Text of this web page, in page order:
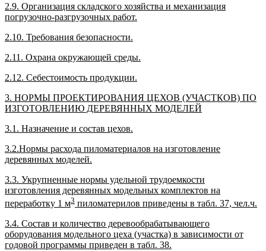
2.9. Организация складского хозяйства и механизация
погрузочно-разгрузочных работ.
2.10. Требования безопасности.
2.11. Охрана окружающей среды.
2.12. Себестоимость продукции.
3. НОРМЫ ПРОЕКТИРОВАНИЯ ЦЕХОВ (УЧАСТКОВ) ПО
ИЗГОТОВЛЕНИЮ ДЕРЕВЯННЫХ МОДЕЛЕЙ
3.1. Назначение и состав цехов.
3.2.Нормы расхода пиломатериалов на изготовление
деревянных моделей.
3.3. Укрупненные нормы удельной трудоемкости
изготовления деревянных модельных комплектов на
переработку 1 м3 пиломатерилов приведены в табл. 37, чел.ч.
3.4. Состав и количество деревообрабатывающего
оборудования модельного цеха (участка) в зависимости от
годовой программы приведен в табл. 38.